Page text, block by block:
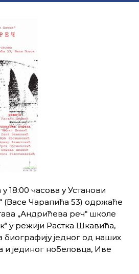
18:00 часова у Установи
(Васе Чарапића 53) одржаће
„Андрићева реч“ школе
у режији Растка Шкавића,
биографију једног од наших
и јединог нобеловца, Иве